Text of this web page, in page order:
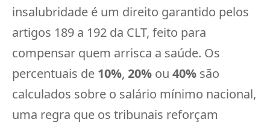
insalubridade é um direito garantido pelos
artigos 189 a 192 da CLT, feito para
compensar quem arrisca a saúde. Os
percentuais de 10%, 20% ou 40% são
calculados sobre o salário mínimo nacional,
uma regra que os tribunais reforçam